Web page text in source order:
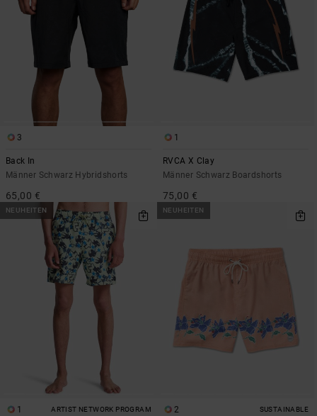
3
Back In
Männer Schwarz Hybridshorts
65,00 €
1
RVCA X Clay
Männer Schwarz Boardshorts
75,00 €
NEUHEITEN
1 ARTIST NETWORK PROGRAM
NEUHEITEN
2 SUSTAINABLE